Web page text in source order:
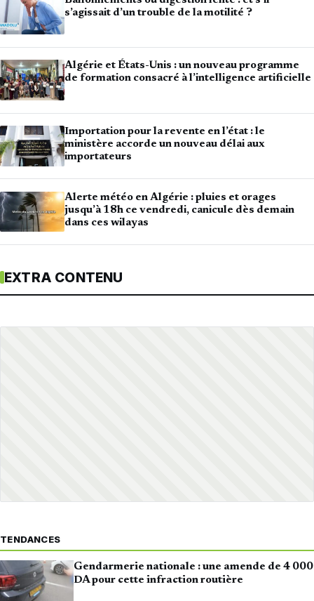
s’agissait d’un trouble de la motilité ?
Algérie et États-Unis : un nouveau programme
de formation consacré à l’intelligence artificielle
Importation pour la revente en l’état : le
ministère accorde un nouveau délai aux
importateurs
Alerte météo en Algérie : pluies et orages
jusqu’à 18h ce vendredi, canicule dès demain
dans ces wilayas
EXTRA CONTENU
TENDANCES
Gendarmerie nationale : une amende de 4 000
DA pour cette infraction routière